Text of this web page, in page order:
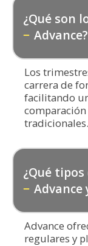
¿Qué son
Advance?
Los
carrera de
facilitando
tradicionales.
¿Qué
Advance
Advance
regulares y